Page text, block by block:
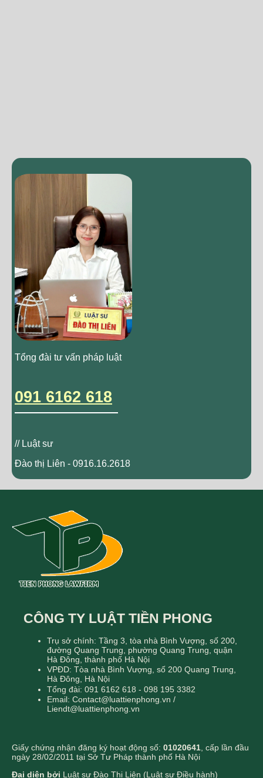
Tổng đài tư vấn pháp luật
091 6162 618
// Luật sư
Đào thị Liên - 0916.16.2618
CÔNG TY LUẬT TIỀN PHONG
Trụ sở chính: Tầng 3, tòa nhà Bình Vượng, số 200,
đường Quang Trung, phường Quang Trung, quận
Hà Đông, thành phố Hà Nội
VPĐD: Tòa nhà Bình Vượng, số 200 Quang Trung,
Hà Đông, Hà Nội
Tổng đài: 091 6162 618 - 098 195 3382
Email: Contact@luattienphong.vn /
Liendt@luattienphong.vn
Giấy chứng nhận đăng ký hoạt động số: 01020641 , cấp lần đầu
ngày 28/02/2011 tại Sở Tư Pháp thành phố Hà Nội
Đại diện bởi Luật sư Đào Thị Liên (Luật sư Điều hành)